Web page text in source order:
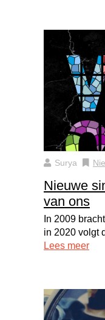
Surya
Nieuwe
van ons
In 2009
in 2020 volgt
Lees meer